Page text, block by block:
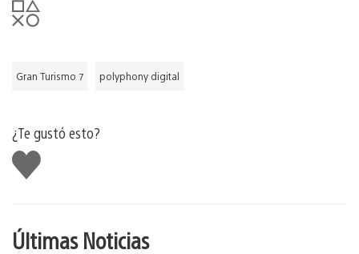
Gran Turismo 7 polyphony digital
¿Te gustó esto?
Me
gusta
Últimas Noticias